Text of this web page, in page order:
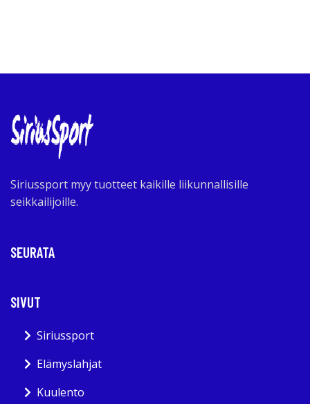
Siriussport myy tuotteet kaikille liikunnallisille
seikkailijoille.
SEURATA
SIVUT
Siriussport
Elämyslahjat
Kuulento